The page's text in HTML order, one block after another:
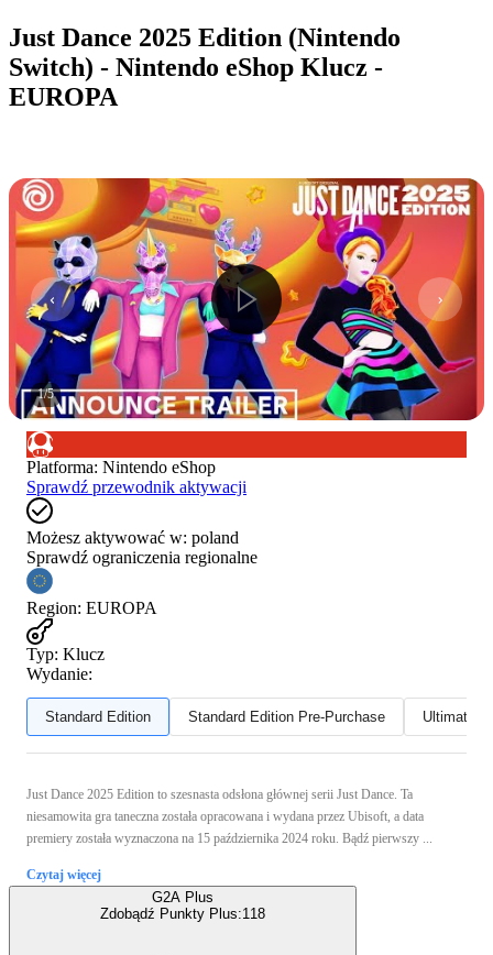
Just Dance 2025 Edition (Nintendo
Switch) - Nintendo eShop Klucz -
EUROPA
1/5
Platforma: Nintendo eShop
Sprawdź przewodnik aktywacji
Możesz aktywować w: poland
Sprawdź ograniczenia regionalne
Region: EUROPA
Typ: Klucz
Wydanie:
Standard Edition Standard Edition Pre-Purchase Ultimate
Just Dance 2025 Edition to szesnasta odsłona głównej serii Just Dance. Ta
niesamowita gra taneczna została opracowana i wydana przez Ubisoft, a data
premiery została wyznaczona na 15 października 2024 roku. Bądź pierwszy ...
Czytaj więcej
G2A Plus
Zdobądź Punkty Plus:118